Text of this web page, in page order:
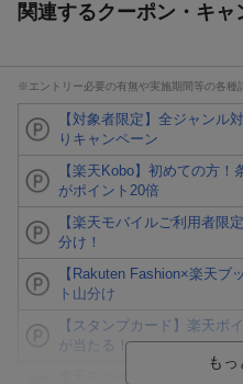
関連するクーポン・キャ
※エントリー必要の有無や実施期間等の各種
【対象者限定】全ジャン
りキャンペーン
【楽天Kobo】初めての方
がポイント20倍
【楽天モバイルご利用者限
分け！
【Rakuten Fashion×楽天ブ
ト山分け
【スタンプカード】楽天ポ
が当たる！